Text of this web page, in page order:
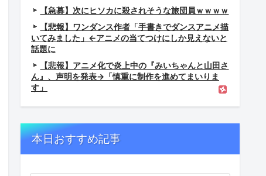
【急募】次にヒソカに殺されそうな旅団員ｗｗｗｗ
【悲報】ワンダンス作者「手書きでダンスアニメ描
いてみました」←アニメの当てつけにしか見えないと
話題に
【悲報】アニメ化で炎上中の『みいちゃんと山田さ
ん』、声明を発表→「慎重に制作を進めてまいりま
す」
本日おすすめ記事